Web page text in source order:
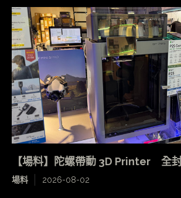
【場料】陀螺帶動 3D Printer 全
場料 2026-08-02